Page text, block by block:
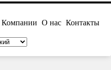
Компании О нас Контакты